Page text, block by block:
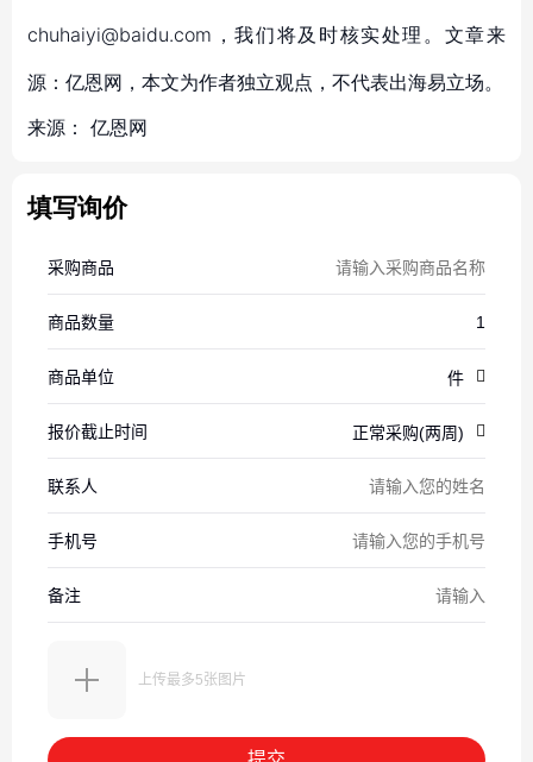
chuhaiyi@baidu.com，我们将及时核实处理。文章来
源：亿恩网，本文为作者独立观点，不代表出海易立场。
来源： 亿恩网
填写询价